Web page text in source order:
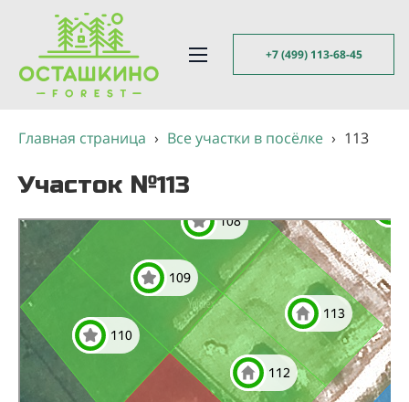
+7 (499) 113-68-45
Главная страница › Все участки в посёлке › 113
Участок №113
Яндекс Карты
Яндекс Карты — транспорт, навигация, поиск мест